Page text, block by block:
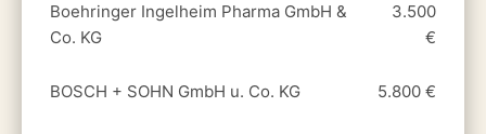
Boehringer Ingelheim Pharma GmbH &
Co. KG
3.500
€
BOSCH + SOHN GmbH u. Co. KG 5.800 €